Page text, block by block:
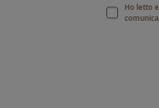
Ho letto